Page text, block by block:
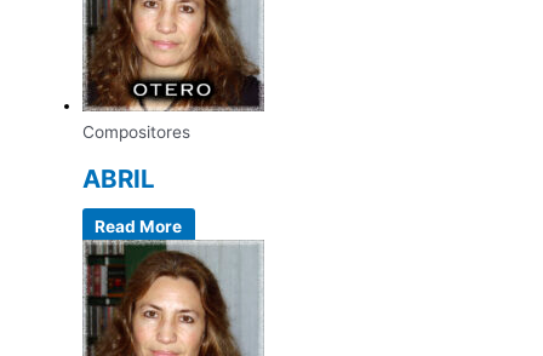
Compositores
ABRIL
Read More